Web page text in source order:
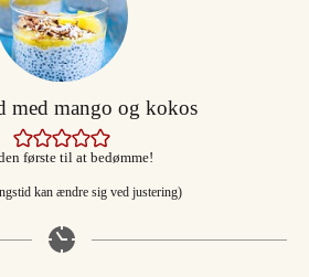
med mango og kokos
første til at bedømme!
kan ændre sig ved justering)